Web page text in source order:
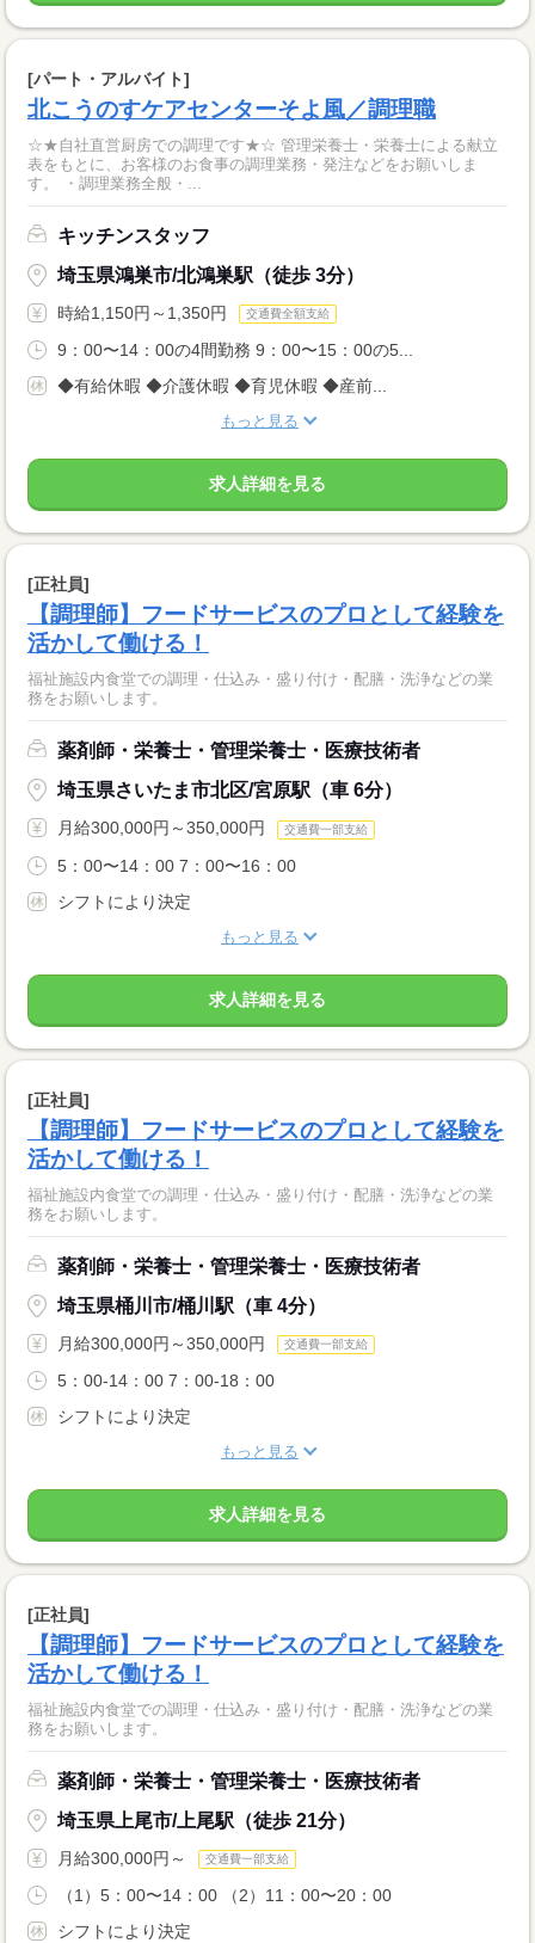
[パート・アルバイト]
北こうのすケアセンターそよ風／調理職
☆★自社直営厨房での調理です★☆ 管理栄養士・栄養士による献立
表をもとに、お客様のお食事の調理業務・発注などをお願いしま
す。 ・調理業務全般・...
キッチンスタッフ
埼玉県鴻巣市/北鴻巣駅（徒歩 3分）
時給1,150円～1,350円 交通費全額支給
9：00〜14：00の4間勤務 9：00〜15：00の5...
◆有給休暇 ◆介護休暇 ◆育児休暇 ◆産前...
もっと見る
求人詳細を見る
[正社員]
【調理師】フードサービスのプロとして経験を
活かして働ける！
福祉施設内食堂での調理・仕込み・盛り付け・配膳・洗浄などの業
務をお願いします。
薬剤師・栄養士・管理栄養士・医療技術者
埼玉県さいたま市北区/宮原駅（車 6分）
月給300,000円～350,000円 交通費一部支給
5：00〜14：00 7：00〜16：00
シフトにより決定
もっと見る
求人詳細を見る
[正社員]
【調理師】フードサービスのプロとして経験を
活かして働ける！
福祉施設内食堂での調理・仕込み・盛り付け・配膳・洗浄などの業
務をお願いします。
薬剤師・栄養士・管理栄養士・医療技術者
埼玉県桶川市/桶川駅（車 4分）
月給300,000円～350,000円 交通費一部支給
5：00‐14：00 7：00-18：00
シフトにより決定
もっと見る
求人詳細を見る
[正社員]
【調理師】フードサービスのプロとして経験を
活かして働ける！
福祉施設内食堂での調理・仕込み・盛り付け・配膳・洗浄などの業
務をお願いします。
薬剤師・栄養士・管理栄養士・医療技術者
埼玉県上尾市/上尾駅（徒歩 21分）
月給300,000円～ 交通費一部支給
（1）5：00〜14：00 （2）11：00〜20：00
シフトにより決定